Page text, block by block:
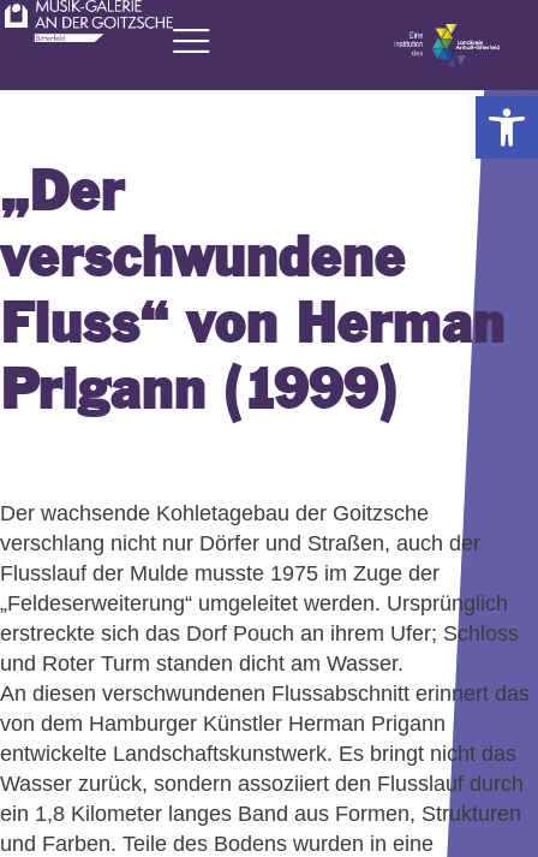
Zum
Inhalt
„Der
verschwundene
Fluss“ von Herman
Prigann (1999)
Der wachsende Kohletagebau der Goitzsche
verschlang nicht nur Dörfer und Straßen, auch der
Flusslauf der Mulde musste 1975 im Zuge der
„Feldeserweiterung“ umgeleitet werden. Ursprünglich
erstreckte sich das Dorf Pouch an ihrem Ufer; Schloss
und Roter Turm standen dicht am Wasser.
An diesen verschwundenen Flussabschnitt erinnert das
von dem Hamburger Künstler Herman Prigann
entwickelte Landschaftskunstwerk. Es bringt nicht das
Wasser zurück, sondern assoziiert den Flusslauf durch
ein 1,8 Kilometer langes Band aus Formen, Strukturen
und Farben. Teile des Bodens wurden in eine